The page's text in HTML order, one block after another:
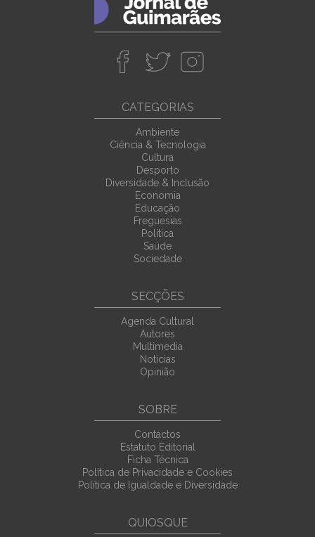
CATEGORIAS
Ambiente
Ciência & Tecnologia
Cultura
Desporto
Diversidade & Inclusão
Economia
Educação
Freguesias
Política
Saúde
Sociedade
SECÇÕES
Agenda Cultural
Autores
Multimedia
Noticias
Opinião
SOBRE
Contactos
Estatuto Editorial
Ficha Técnica
Política de Privacidade e Cookies
Política de Igualdade e Diversidade
QUIOSQUE